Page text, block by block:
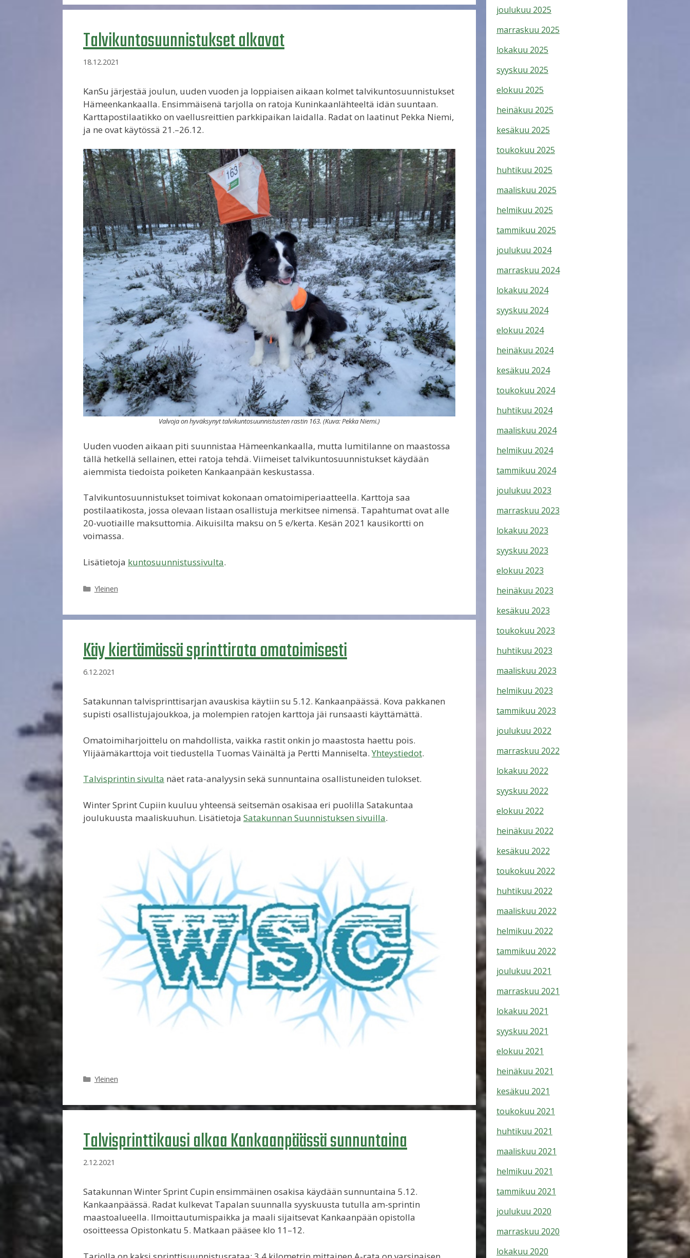
Talvikuntosuunnistukset alkavat
18.12.2021
KanSu järjestää joulun, uuden vuoden ja loppiaisen aikaan kolmet talvikuntosuunnistukset
Hämeenkankaalla. Ensimmäisenä tarjolla on ratoja Kuninkaanlähteeltä idän suuntaan.
Karttapostilaatikko on vaellusreittien parkkipaikan laidalla. Radat on laatinut Pekka Niemi,
ja ne ovat käytössä 21.–26.12.
Valvoja on hyväksynyt talvikuntosuunnistusten rastin 163. (Kuva: Pekka Niemi.)
Uuden vuoden aikaan piti suunnistaa Hämeenkankaalla, mutta lumitilanne on maastossa
tällä hetkellä sellainen, ettei ratoja tehdä. Viimeiset talvikuntosuunnistukset käydään
aiemmista tiedoista poiketen Kankaanpään keskustassa.
Talvikuntosuunnistukset toimivat kokonaan omatoimiperiaatteella. Karttoja saa
postilaatikosta, jossa olevaan listaan osallistuja merkitsee nimensä. Tapahtumat ovat alle
20-vuotiaille maksuttomia. Aikuisilta maksu on 5 e/kerta. Kesän 2021 kausikortti on
voimassa.
Lisätietoja kuntosuunnistussivulta.
Kategoriat
Yleinen
Käy kiertämässä sprinttirata omatoimisesti
6.12.2021
Satakunnan talvisprinttisarjan avauskisa käytiin su 5.12. Kankaanpäässä. Kova pakkanen
supisti osallistujajoukkoa, ja molempien ratojen karttoja jäi runsaasti käyttämättä.
Omatoimiharjoittelu on mahdollista, vaikka rastit onkin jo maastosta haettu pois.
Ylijäämäkarttoja voit tiedustella Tuomas Väinältä ja Pertti Manniselta. Yhteystiedot.
Talvisprintin sivulta näet rata-analyysin sekä sunnuntaina osallistuneiden tulokset.
Winter Sprint Cupiin kuuluu yhteensä seitsemän osakisaa eri puolilla Satakuntaa
joulukuusta maaliskuuhun. Lisätietoja Satakunnan Suunnistuksen sivuilla.
Kategoriat
Yleinen
Talvisprinttikausi alkaa Kankaanpäässä sunnuntaina
2.12.2021
Satakunnan Winter Sprint Cupin ensimmäinen osakisa käydään sunnuntaina 5.12.
Kankaanpäässä. Radat kulkevat Tapalan suunnalla syyskuusta tutulla am-sprintin
maastoalueella. Ilmoittautumispaikka ja maali sijaitsevat Kankaanpään opistolla
osoitteessa Opistonkatu 5. Matkaan pääsee klo 11–12.
joulukuu 2025
marraskuu 2025
lokakuu 2025
syyskuu 2025
elokuu 2025
heinäkuu 2025
kesäkuu 2025
toukokuu 2025
huhtikuu 2025
maaliskuu 2025
helmikuu 2025
tammikuu 2025
joulukuu 2024
marraskuu 2024
lokakuu 2024
syyskuu 2024
elokuu 2024
heinäkuu 2024
kesäkuu 2024
toukokuu 2024
huhtikuu 2024
maaliskuu 2024
helmikuu 2024
tammikuu 2024
joulukuu 2023
marraskuu 2023
lokakuu 2023
syyskuu 2023
elokuu 2023
heinäkuu 2023
kesäkuu 2023
toukokuu 2023
huhtikuu 2023
maaliskuu 2023
helmikuu 2023
tammikuu 2023
joulukuu 2022
marraskuu 2022
lokakuu 2022
syyskuu 2022
elokuu 2022
heinäkuu 2022
kesäkuu 2022
toukokuu 2022
huhtikuu 2022
maaliskuu 2022
helmikuu 2022
tammikuu 2022
joulukuu 2021
marraskuu 2021
lokakuu 2021
syyskuu 2021
elokuu 2021
heinäkuu 2021
kesäkuu 2021
toukokuu 2021
huhtikuu 2021
maaliskuu 2021
helmikuu 2021
tammikuu 2021
joulukuu 2020
marraskuu 2020
lokakuu 2020